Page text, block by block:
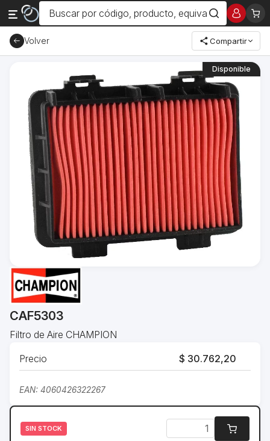
Volver Compartir
Disponible
CAF5303
Filtro de Aire CHAMPION
Precio
$ 30.762,20
EAN: 4060426322267
SIN STOCK